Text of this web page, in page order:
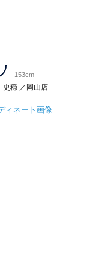
穏 岡山店
153cm